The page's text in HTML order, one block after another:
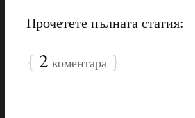
Прочетете пълната статия:
{ 2 коментара }